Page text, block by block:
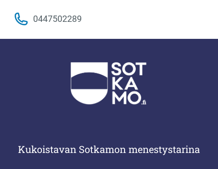
0447502289
Kukoistavan Sotkamon menestystarina